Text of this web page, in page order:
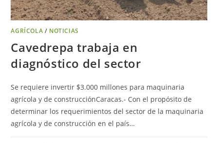
AGRÍCOLA / NOTICIAS
Cavedrepa trabaja en
diagnóstico del sector
Se requiere invertir $3.000 millones para maquinaria
agrícola y de construcciónCaracas.- Con el propósito de
determinar los requerimientos del sector de la maquinaria
agrícola y de construcción en el país…